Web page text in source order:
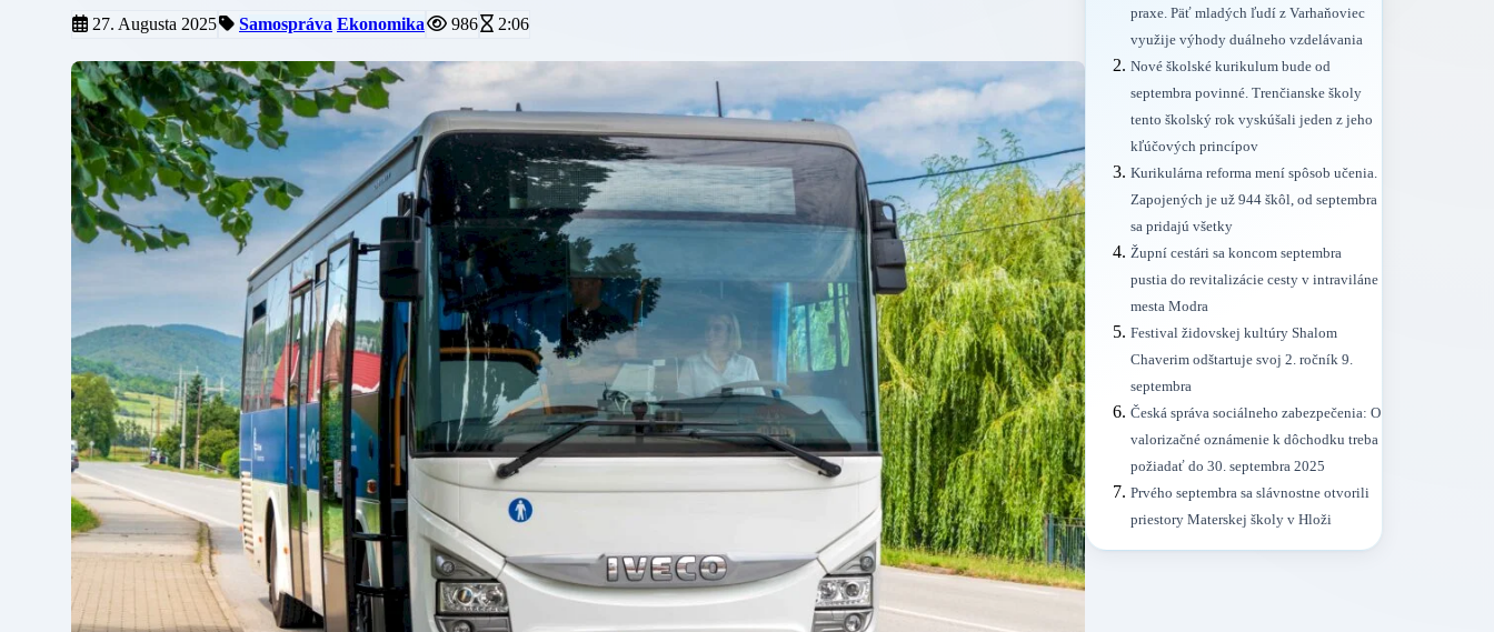
27. Augusta 2025 Samospráva Ekonomika 986 2:06
praxe. Päť mladých ľudí z Varhaňoviec
využije výhody duálneho vzdelávania
Nové školské kurikulum bude od
septembra povinné. Trenčianske školy
tento školský rok vyskúšali jeden z jeho
kľúčových princípov
Kurikulárna reforma mení spôsob učenia.
Zapojených je už 944 škôl, od septembra
sa pridajú všetky
Župní cestári sa koncom septembra
pustia do revitalizácie cesty v intraviláne
mesta Modra
Festival židovskej kultúry Shalom
Chaverim odštartuje svoj 2. ročník 9.
septembra
Česká správa sociálneho zabezpečenia: O
valorizačné oznámenie k dôchodku treba
požiadať do 30. septembra 2025
Prvého septembra sa slávnostne otvorili
priestory Materskej školy v Hloži